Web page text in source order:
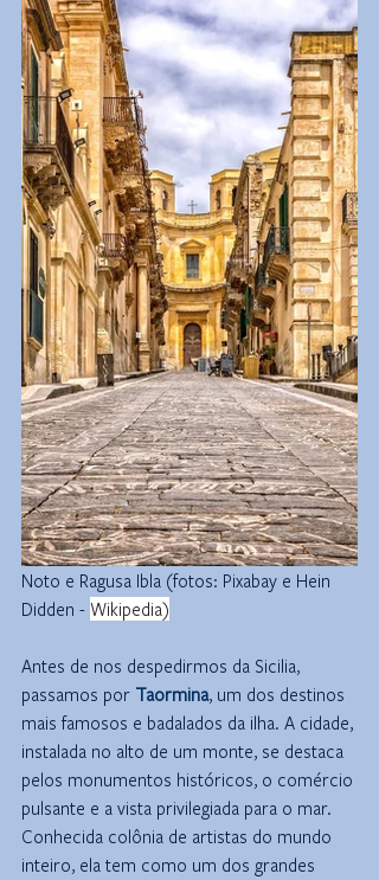
Noto e Ragusa Ibla (fotos: Pixabay e Hein
Didden - Wikipedia)
Antes de nos despedirmos da Sicilia,
passamos por Taormina, um dos destinos
mais famosos e badalados da ilha. A cidade,
instalada no alto de um monte, se destaca
pelos monumentos históricos, o comércio
pulsante e a vista privilegiada para o mar.
Conhecida colônia de artistas do mundo
inteiro, ela tem como um dos grandes